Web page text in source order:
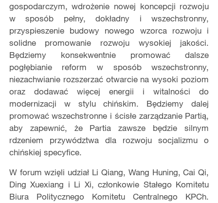
gospodarczym, wdrożenie nowej koncepcji rozwoju
w sposób pełny, dokładny i wszechstronny,
przyspieszenie budowy nowego wzorca rozwoju i
solidne promowanie rozwoju wysokiej jakości.
Będziemy konsekwentnie promować dalsze
pogłębianie reform w sposób wszechstronny,
niezachwianie rozszerzać otwarcie na wysoki poziom
oraz dodawać więcej energii i witalności do
modernizacji w stylu chińskim. Będziemy dalej
promować wszechstronne i ścisłe zarządzanie Partią,
aby zapewnić, że Partia zawsze będzie silnym
rdzeniem przywództwa dla rozwoju socjalizmu o
chińskiej specyfice.
W forum wzięli udział Li Qiang, Wang Huning, Cai Qi,
Ding Xuexiang i Li Xi, członkowie Stałego Komitetu
Biura Politycznego Komitetu Centralnego KPCh.